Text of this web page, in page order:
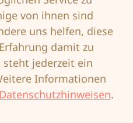
006-75
von ihnen sind
uns helfen, diese
damit zu
steht jederzeit ein
Informationen
Datenschutzhinweisen.